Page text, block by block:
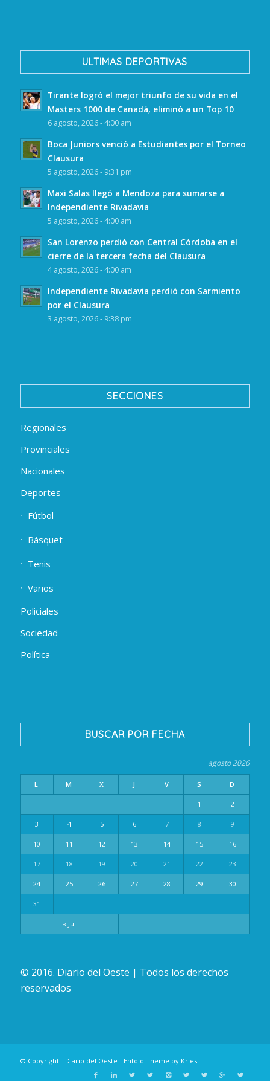
ULTIMAS DEPORTIVAS
Tirante logró el mejor triunfo de su vida en el
Masters 1000 de Canadá, eliminó a un Top 10
6 agosto, 2026 - 4:00 am
Boca Juniors venció a Estudiantes por el Torneo
Clausura
5 agosto, 2026 - 9:31 pm
Maxi Salas llegó a Mendoza para sumarse a
Independiente Rivadavia
5 agosto, 2026 - 4:00 am
San Lorenzo perdió con Central Córdoba en el
cierre de la tercera fecha del Clausura
4 agosto, 2026 - 4:00 am
Independiente Rivadavia perdió con Sarmiento
por el Clausura
3 agosto, 2026 - 9:38 pm
SECCIONES
Regionales
Provinciales
Nacionales
Deportes
Fútbol
Básquet
Tenis
Varios
Policiales
Sociedad
Política
BUSCAR POR FECHA
agosto 2026
L M X J V S D
« Jul
1 2
3 4 5 6 7 8 9
10 11 12 13 14 15 16
17 18 19 20 21 22 23
24 25 26 27 28 29 30
31
© 2016. Diario del Oeste | Todos los derechos
reservados
© Copyright - Diario del Oeste - Enfold Theme by Kriesi